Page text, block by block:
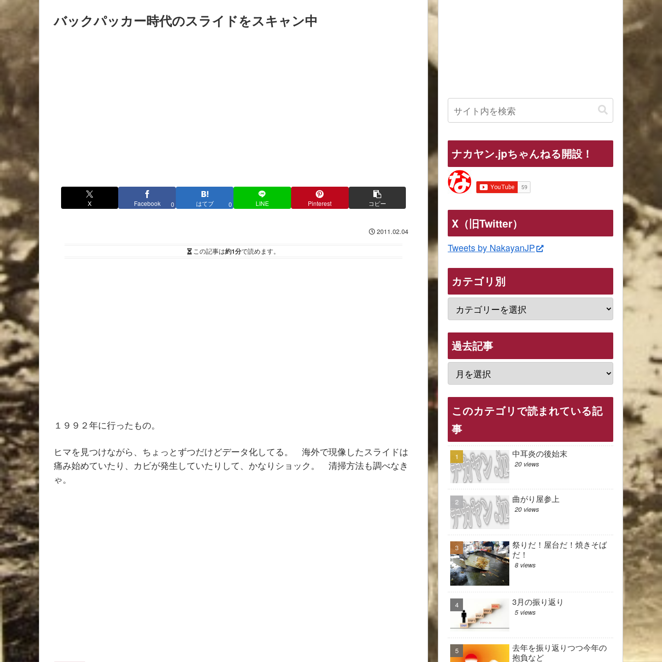
バックパッカー時代のスライドをスキャン中
X Facebook 0 はてブ 0 LINE Pinterest コピー
2011.02.04
この記事は約1分で読めます。
１９９２年に行ったもの。
ヒマを見つけながら、ちょっとずつだけどデータ化してる。 海外で現像したスライドは
痛み始めていたり、カビが発生していたりして、かなりショック。 清掃方法も調べなき
ゃ。
ナカヤン.jpちゃんねる開設！
X（旧Twitter）
Tweets by NakayanJP
カテゴリ別
過去記事
このカテゴリで読まれている記
事
中耳炎の後始末
20 views
曲がり屋参上
20 views
祭りだ！屋台だ！焼きそば
だ！
8 views
3月の振り返り
5 views
去年を振り返りつつ今年の
抱負など